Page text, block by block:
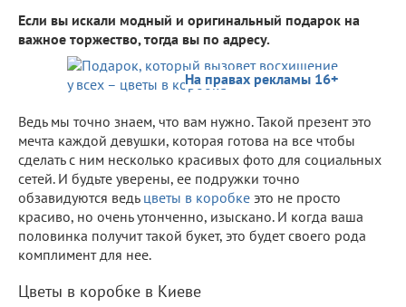
Если вы искали модный и оригинальный подарок на
важное торжество, тогда вы по адресу.
На правах рекламы 16+
Ведь мы точно знаем, что вам нужно. Такой презент это
мечта каждой девушки, которая готова на все чтобы
сделать с ним несколько красивых фото для социальных
сетей. И будьте уверены, ее подружки точно
обзавидуются ведь цветы в коробке это не просто
красиво, но очень утонченно, изыскано. И когда ваша
половинка получит такой букет, это будет своего рода
комплимент для нее.
Цветы в коробке в Киеве